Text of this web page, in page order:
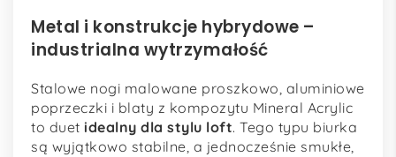
Metal i konstrukcje hybrydowe –
industrialna wytrzymałość
Stalowe nogi malowane proszkowo, aluminiowe
poprzeczki i blaty z kompozytu Mineral Acrylic
to duet idealny dla stylu loft. Tego typu biurka
są wyjątkowo stabilne, a jednocześnie smukłe,